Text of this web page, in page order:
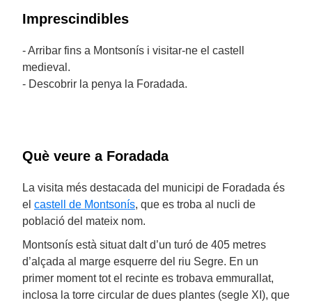
Imprescindibles
- Arribar fins a Montsonís i visitar-ne el castell
medieval.
- Descobrir la penya la Foradada.
Què veure a Foradada
La visita més destacada del municipi de Foradada és
el castell de Montsonís, que es troba al nucli de
població del mateix nom.
Montsonís està situat dalt d’un turó de 405 metres
d’alçada al marge esquerre del riu Segre. En un
primer moment tot el recinte es trobava emmurallat,
inclosa la torre circular de dues plantes (segle XI), que